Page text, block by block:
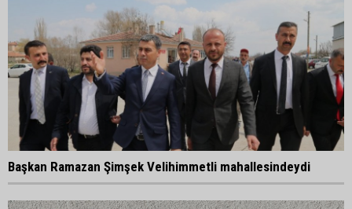
Başkan Ramazan Şimşek Velihimmetli mahallesindeydi